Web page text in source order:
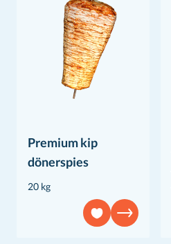
Premium kip
dönerspies
20 kg